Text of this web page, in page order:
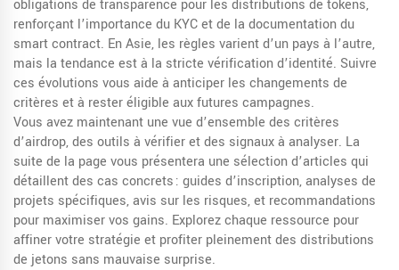
obligations de transparence pour les distributions de tokens,
renforçant l’importance du KYC et de la documentation du
smart contract. En Asie, les règles varient d’un pays à l’autre,
mais la tendance est à la stricte vérification d’identité. Suivre
ces évolutions vous aide à anticiper les changements de
critères et à rester éligible aux futures campagnes.
Vous avez maintenant une vue d’ensemble des critères
d’airdrop, des outils à vérifier et des signaux à analyser. La
suite de la page vous présentera une sélection d’articles qui
détaillent des cas concrets : guides d’inscription, analyses de
projets spécifiques, avis sur les risques, et recommandations
pour maximiser vos gains. Explorez chaque ressource pour
affiner votre stratégie et profiter pleinement des distributions
de jetons sans mauvaise surprise.